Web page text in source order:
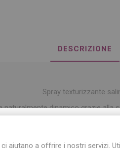
DESCRIZIONE
Spray texturizzante
dinamico grazie alla
aiutano a offrire i nostri servizi.